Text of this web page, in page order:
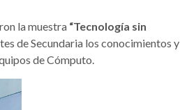
la muestra “Tecnología sin
de Secundaria los conocimientos y
de Cómputo.